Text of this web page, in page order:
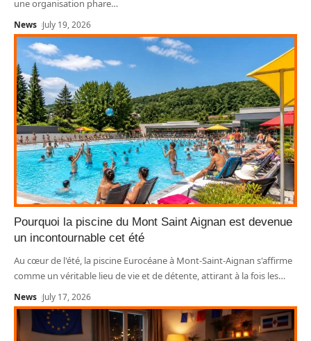
une organisation phare…
News July 19, 2026
Pourquoi la piscine du Mont Saint Aignan est devenue
un incontournable cet été
Au cœur de l'été, la piscine Eurocéane à Mont-Saint-Aignan s'affirme
comme un véritable lieu de vie et de détente, attirant à la fois les…
News July 17, 2026